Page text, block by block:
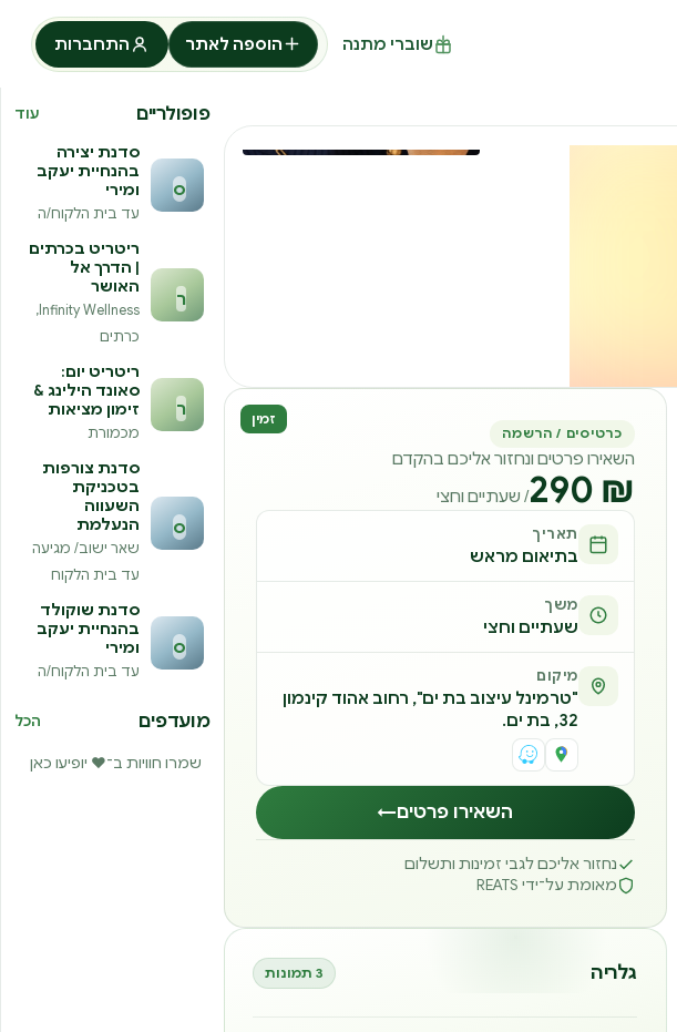
שוברי מתנה הוספה לאתר התחברות
זמין
כרטיסים / הרשמה
השאירו פרטים ונחזור אליכם בהקדם
₪ 290 / שעתיים וחצי
תאריך
בתיאום מראש
משך
שעתיים וחצי
מיקום
"טרמינל עיצוב בת ים", רחוב אהוד קינמון
32, בת ים.
השאירו פרטים←
נחזור אליכם לגבי זמינות ותשלום
מאומת על־ידי REATS
גלריה 3 תמונות
פופולריים עוד
ס
סדנת יצירה
בהנחיית יעקב
ומירי
עד בית הלקוח/ה
ר
ריטריט בכרתים
| הדרך אל
האושר
Infinity Wellness,
כרתים
ר
ריטריט יום:
סאונד הילינג &
זימון מציאות
מכמורת
ס
סדנת צורפות
בטכניקת
השעווה
הנעלמת
שאר ישוב/ מגיעה
עד בית הלקוח
ס
סדנת שוקולד
בהנחיית יעקב
ומירי
עד בית הלקוח/ה
מועדפים הכל
שמרו חוויות ב־❤️ יופיעו כאן